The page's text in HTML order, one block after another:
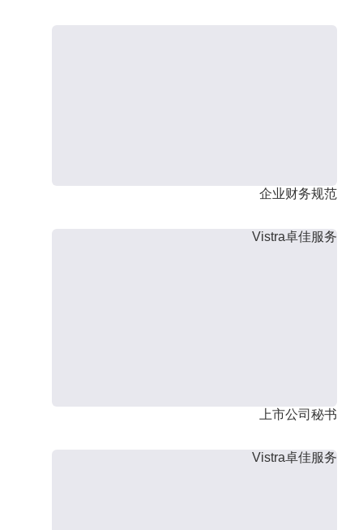
企业财务规范
Vistra卓佳服务
上市公司秘书
Vistra卓佳服务